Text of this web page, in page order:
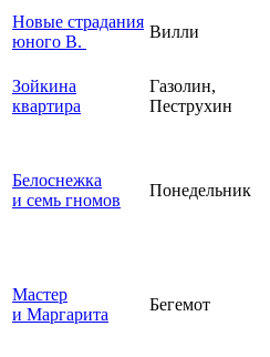
Новые страдания
юного В.
Вилли
Зойкина
квартира
Газолин,
Пеструхин
Белоснежка
и семь гномов
Понедельник
Мастер
и Маргарита
Бегемот